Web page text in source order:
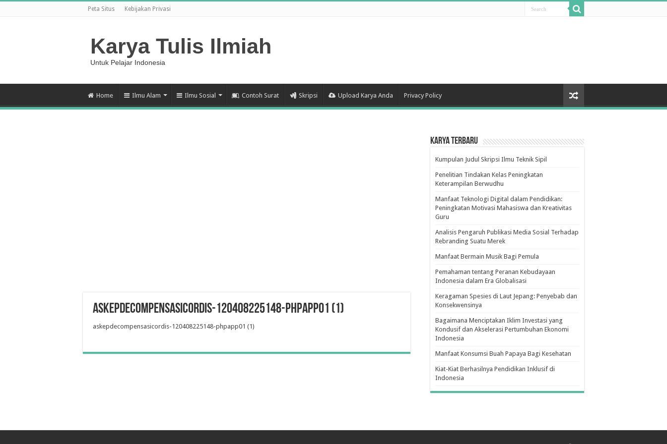
Peta Situs Kebijakan Privasi
Karya Tulis Ilmiah
Untuk Pelajar Indonesia
Home Ilmu Alam Ilmu Sosial Contoh Surat Skripsi Upload Karya Anda Privacy Policy
askepdecompensasicordis-120408225148-phpapp01 (1)
askepdecompensasicordis-120408225148-phpapp01 (1)
Karya Terbaru
Kumpulan Judul Skripsi Ilmu Teknik Sipil
Penelitian Tindakan Kelas Peningkatan
Keterampilan Berwudhu
Manfaat Teknologi Digital dalam Pendidikan:
Peningkatan Motivasi Mahasiswa dan Kreativitas
Guru
Analisis Pengaruh Publikasi Media Sosial Terhadap
Rebranding Suatu Merek
Manfaat Bermain Musik Bagi Pemula
Pemahaman tentang Peranan Kebudayaan
Indonesia dalam Era Globalisasi
Keragaman Spesies di Laut Jepang: Penyebab dan
Konsekwensinya
Bagaimana Menciptakan Iklim Investasi yang
Kondusif dan Akselerasi Pertumbuhan Ekonomi
Indonesia
Manfaat Konsumsi Buah Papaya Bagi Kesehatan
Kiat-Kiat Berhasilnya Pendidikan Inklusif di
Indonesia